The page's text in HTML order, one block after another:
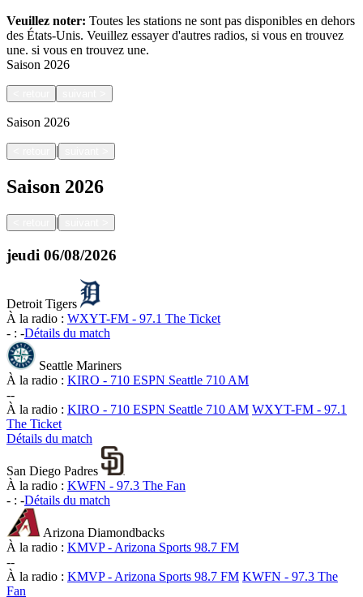
Veuillez noter: Toutes les stations ne sont pas disponibles en dehors
des États-Unis. Veuillez essayer d'autres radios, si vous en trouvez
une. si vous en trouvez une.
Saison 2026
Saison 2026
|
Saison 2026
|
jeudi 06/08/2026
Detroit Tigers
À la radio : WXYT-FM - 97.1 The Ticket
- : -Détails du match
Seattle Mariners
À la radio : KIRO - 710 ESPN Seattle 710 AM
--
À la radio : KIRO - 710 ESPN Seattle 710 AM WXYT-FM - 97.1
The Ticket
Détails du match
San Diego Padres
À la radio : KWFN - 97.3 The Fan
- : -Détails du match
Arizona Diamondbacks
À la radio : KMVP - Arizona Sports 98.7 FM
--
À la radio : KMVP - Arizona Sports 98.7 FM KWFN - 97.3 The
Fan